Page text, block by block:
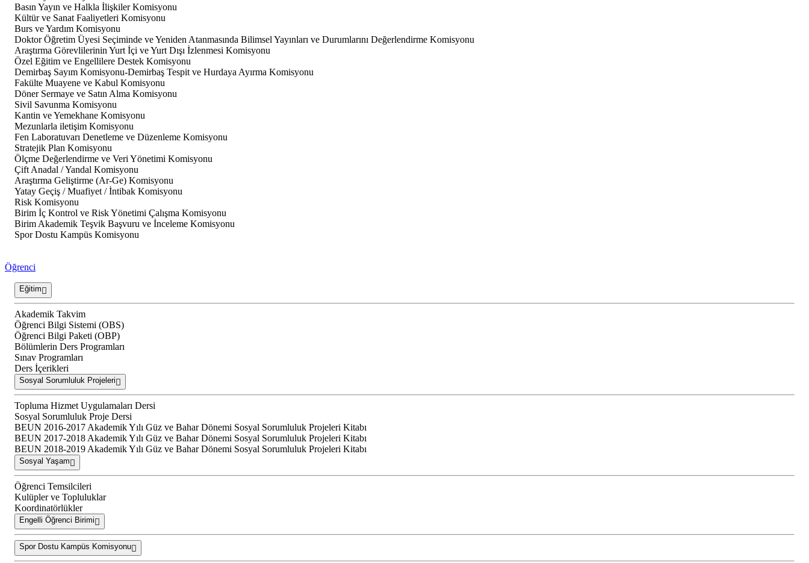
Basın Yayın ve Halkla İlişkiler Komisyonu
Kültür ve Sanat Faaliyetleri Komisyonu
Burs ve Yardım Komisyonu
Doktor Öğretim Üyesi Seçiminde ve Yeniden Atanmasında Bilimsel Yayınları ve Durumlarını Değerlendirme Komisyonu
Araştırma Görevlilerinin Yurt İçi ve Yurt Dışı İzlenmesi Komisyonu
Özel Eğitim ve Engellilere Destek Komisyonu
Demirbaş Sayım Komisyonu-Demirbaş Tespit ve Hurdaya Ayırma Komisyonu
Fakülte Muayene ve Kabul Komisyonu
Döner Sermaye ve Satın Alma Komisyonu
Sivil Savunma Komisyonu
Kantin ve Yemekhane Komisyonu
Mezunlarla iletişim Komisyonu
Fen Laboratuvarı Denetleme ve Düzenleme Komisyonu
Stratejik Plan Komisyonu
Ölçme Değerlendirme ve Veri Yönetimi Komisyonu
Çift Anadal / Yandal Komisyonu
Araştırma Geliştirme (Ar-Ge) Komisyonu
Yatay Geçiş / Muafiyet / İntibak Komisyonu
Risk Komisyonu
Birim İç Kontrol ve Risk Yönetimi Çalışma Komisyonu
Birim Akademik Teşvik Başvuru ve İnceleme Komisyonu
Spor Dostu Kampüs Komisyonu
Öğrenci
Eğitim
Akademik Takvim
Öğrenci Bilgi Sistemi (OBS)
Öğrenci Bilgi Paketi (OBP)
Bölümlerin Ders Programları
Sınav Programları
Ders İçerikleri
Sosyal Sorumluluk Projeleri
Topluma Hizmet Uygulamaları Dersi
Sosyal Sorumluluk Proje Dersi
BEUN 2016-2017 Akademik Yılı Güz ve Bahar Dönemi Sosyal Sorumluluk Projeleri Kitabı
BEUN 2017-2018 Akademik Yılı Güz ve Bahar Dönemi Sosyal Sorumluluk Projeleri Kitabı
BEUN 2018-2019 Akademik Yılı Güz ve Bahar Dönemi Sosyal Sorumluluk Projeleri Kitabı
Sosyal Yaşam
Öğrenci Temsilcileri
Kulüpler ve Topluluklar
Koordinatörlükler
Engelli Öğrenci Birimi
Spor Dostu Kampüs Komisyonu